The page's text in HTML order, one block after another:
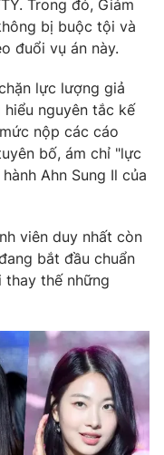
Trong đó, Giám
bị buộc tội và
đuổi vụ án này.
lực lượng giả
nguyên tắc kế
nộp các cáo
bố, ám chỉ "lực
Ahn Sung Il của
viên duy nhất còn
bắt đầu chuẩn
thế những